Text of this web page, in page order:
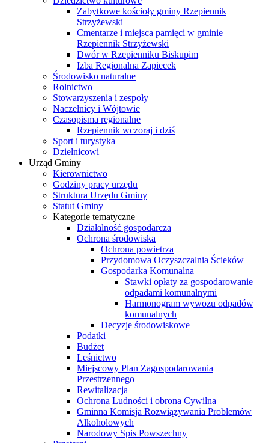
Zabytkowe kościoły gminy Rzepiennik
Strzyżewski
Cmentarze i miejsca pamięci w gminie
Rzepiennik Strzyżewski
Dwór w Rzepienniku Biskupim
Izba Regionalna Zapiecek
Środowisko naturalne
Rolnictwo
Stowarzyszenia i zespoły
Naczelnicy i Wójtowie
Czasopisma regionalne
Rzepiennik wczoraj i dziś
Sport i turystyka
Dzielnicowi
Urząd Gminy
Kierownictwo
Godziny pracy urzędu
Struktura Urzędu Gminy
Statut Gminy
Kategorie tematyczne
Działalność gospodarcza
Ochrona środowiska
Ochrona powietrza
Przydomowa Oczyszczalnia Ścieków
Gospodarka Komunalna
Stawki opłaty za gospodarowanie
odpadami komunalnymi
Harmonogram wywozu odpadów
komunalnych
Decyzje środowiskowe
Podatki
Budżet
Leśnictwo
Miejscowy Plan Zagospodarowania
Przestrzennego
Rewitalizacja
Ochrona Ludności i obrona Cywilna
Gminna Komisja Rozwiązywania Problemów
Alkoholowych
Narodowy Spis Powszechny